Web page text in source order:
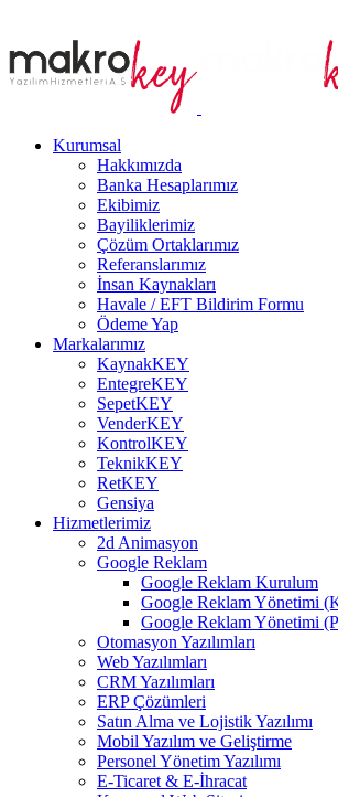
Kurumsal
Hakkımızda
Banka Hesaplarımız
Ekibimiz
Bayiliklerimiz
Çözüm Ortaklarımız
Referanslarımız
İnsan Kaynakları
Havale / EFT Bildirim Formu
Ödeme Yap
Markalarımız
KaynakKEY
EntegreKEY
SepetKEY
VenderKEY
KontrolKEY
TeknikKEY
RetKEY
Gensiya
Hizmetlerimiz
2d Animasyon
Google Reklam
Google Reklam Kurulum
Google Reklam Yönetimi
Google Reklam Yönetimi
Otomasyon Yazılımları
Web Yazılımları
CRM Yazılımları
ERP Çözümleri
Satın Alma ve Lojistik Yazılımı
Mobil Yazılım ve Geliştirme
Personel Yönetim Yazılımı
E-Ticaret & E-İhracat